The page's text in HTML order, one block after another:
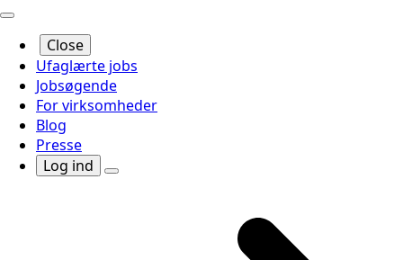
Close
Ufaglærte jobs
Jobsøgende
For virksomheder
Blog
Presse
Log ind